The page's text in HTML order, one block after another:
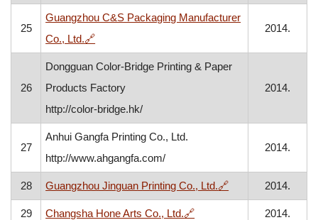
25
Guangzhou C&S Packaging Manufacturer
Co., Ltd.🔗, otvara se u novom prozoru
2014.
26
Dongguan Color-Bridge Printing & Paper
Products Factory
http://color-bridge.hk/
2014.
27
Anhui Gangfa Printing Co., Ltd.
http://www.ahgangfa.com/
2014.
28 Guangzhou Jinguan Printing Co., Ltd.🔗, otvara se u
2014.
29 Changsha Hone Arts Co., Ltd.🔗, otvara se u novom
2014.